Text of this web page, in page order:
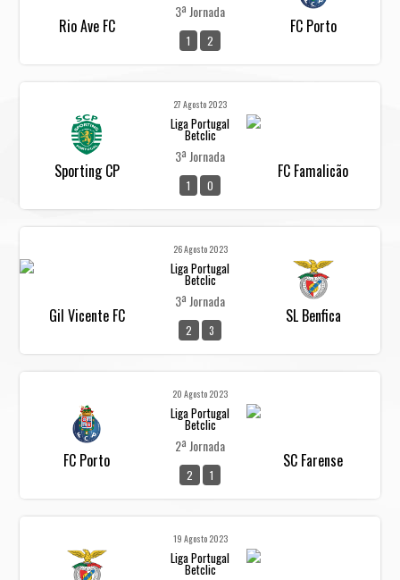
Rio Ave FC
3ª Jornada
1 2
FC Porto
Sporting CP
27 Agosto 2023
Liga Portugal
Betclic
3ª Jornada
1 0
FC Famalicão
Gil Vicente FC
26 Agosto 2023
Liga Portugal
Betclic
3ª Jornada
2 3
SL Benfica
FC Porto
20 Agosto 2023
Liga Portugal
Betclic
2ª Jornada
2 1
SC Farense
19 Agosto 2023
Liga Portugal
Betclic